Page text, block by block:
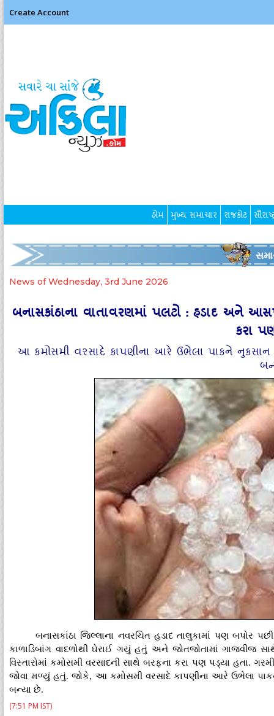
Create Account
હોમ મુખ્ય સમાચાર રાજકોટ
News of Wednesday, 3rd June 2026
બનાસકાંઠાના વાતાવરણમાં પલટો : હડાદ અને
કરા
આ કમોસમી વરસાદે કાપણીના આરે ઉભેલા પાકને
બનાસકાંઠા જિલ્લાના નવરચિત હડાદ તાલુકામાં પણ બપોર
કાળાડિબાંગ વાદળોથી ઘેરાઈ ગયું હતું અને જોતજોતામાં
વિસ્તારોમાં કમોસમી વરસાદની સાથે બરફના કરા પણ પડ્યા હતા.
જોવા મળ્યું હતું. જોકે, આ કમોસમી વરસાદે કાપણીના આરે ઉભેલા
બન્યા છે.
(7:51 PM IST)